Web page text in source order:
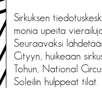
Sirkuksen
monia upeita
Seuraavaksi
Cityyn, huikeaan
Tohun, National
Soleilin hulppeat tilat.